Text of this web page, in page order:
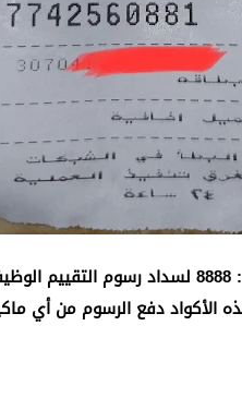
(110 جنيهات). تتيح هذه الأكواد دفع